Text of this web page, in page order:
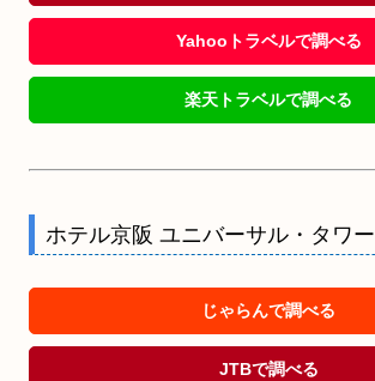
Yahooトラベルで調べる
楽天トラベルで調べる
ホテル京阪 ユニバーサル・タワー
じゃらんで調べる
JTBで調べる